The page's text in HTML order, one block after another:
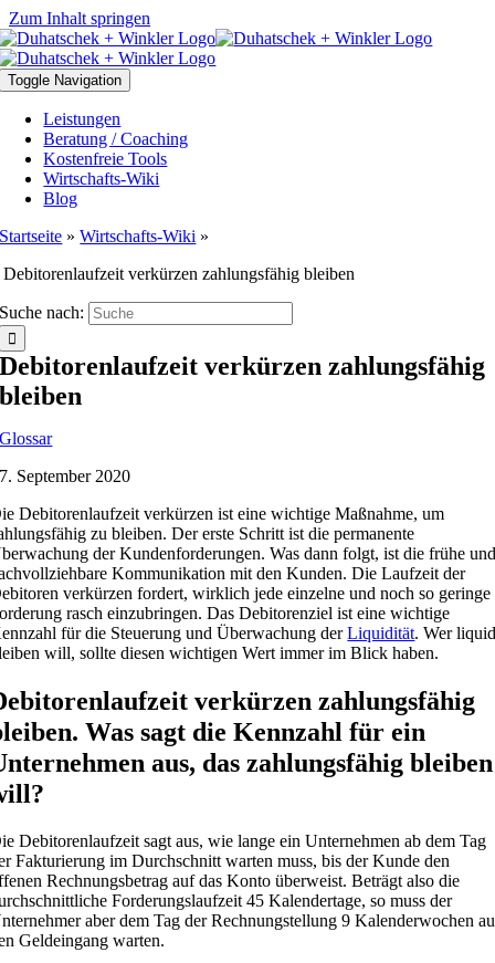
Zum Inhalt springen
Toggle Navigation
Leistungen
Beratung / Coaching
Kostenfreie Tools
Wirtschafts-Wiki
Blog
Startseite »Wirtschafts-Wiki »
Debitorenlaufzeit verkürzen zahlungsfähig bleiben
Suche nach:
Debitorenlaufzeit verkürzen zahlungsfähig
bleiben
Glossar
7. September 2020
Debitorenlaufzeit verkürzen ist eine wichtige Maßnahme, um
zu bleiben. Der erste Schritt ist die permanente
der Kundenforderungen. Was dann folgt, ist die frühe
Kommunikation mit den Kunden. Die Laufzeit der
verkürzen fordert, wirklich jede einzelne und noch so geringe
rasch einzubringen. Das Debitorenziel ist eine wichtige
für die Steuerung und Überwachung derLiquidität. Wer
will, sollte diesen wichtigen Wert immer im Blick haben.
verkürzen zahlungsfähig
Was sagt die Kennzahl für ein
aus, das zahlungsfähig bleiben
Debitorenlaufzeit sagt aus, wie lange ein Unternehmen ab dem Tag
Fakturierung im Durchschnitt warten muss, bis der Kunde den
Rechnungsbetrag auf das Konto überweist. Beträgt also die
Forderungslaufzeit 45 Kalendertage, so muss der
aber dem Tag der Rechnungstellung 9 Kalenderwochen
Geldeingang warten.